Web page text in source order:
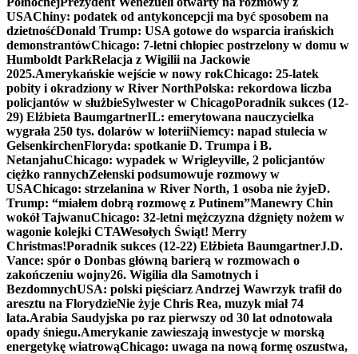
USAChiny: podatek od antykoncepcji ma być sposobem na
dzietnośćDonald Trump: USA gotowe do wsparcia irańskich
demonstrantówChicago: 7-letni chłopiec postrzelony w domu w
Humboldt ParkRelacja z Wigilii na Jackowie
2025.Amerykańskie wejście w nowy rokChicago: 25-latek
pobity i okradziony w River NorthPolska: rekordowa liczba
policjantów w służbieSylwester w ChicagoPoradnik sukces (12-
29) Elżbieta BaumgartnerIL: emerytowana nauczycielka
wygrała 250 tys. dolarów w loteriiNiemcy: napad stulecia w
GelsenkirchenFloryda: spotkanie D. Trumpa i B.
NetanjahuChicago: wypadek w Wrigleyville, 2 policjantów
ciężko rannychZełenski podsumowuje rozmowy w
USAChicago: strzelanina w River North, 1 osoba nie żyjeD.
Trump: “miałem dobrą rozmowę z Putinem”Manewry Chin
wokół TajwanuChicago: 32-letni mężczyzna dźgnięty nożem w
wagonie kolejki CTAWesołych Świąt! Merry
Christmas!Poradnik sukces (12-22) Elżbieta BaumgartnerJ.D.
Vance: spór o Donbas główną barierą w rozmowach o
zakończeniu wojny26. Wigilia dla Samotnych i
BezdomnychUSA: polski pięściarz Andrzej Wawrzyk trafił do
aresztu na FlorydzieNie żyje Chris Rea, muzyk miał 74
lata.Arabia Saudyjska po raz pierwszy od 30 lat odnotowała
opady śniegu.Amerykanie zawieszają inwestycje w morską
energetykę wiatrowąChicago: uwaga na nową formę oszustwa,